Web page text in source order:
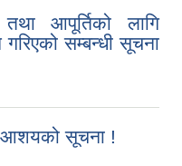
आपूर्तिको लागि
सम्बन्धी सूचना
आशयको सूचना !